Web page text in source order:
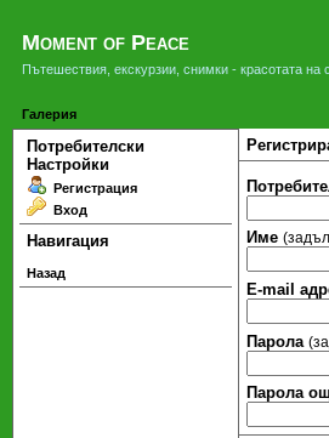
Moment of Peace
Пътешествия, екскурзии, снимки - красотата на
Галерия
Потребителски
Настройки
Регистрация
Вход
Навигация
Назад
Име
Е-mail
Парола
Парола